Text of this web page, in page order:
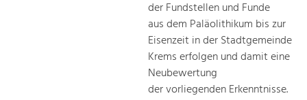
der Fundstellen und Funde
aus dem Paläolithikum bis zur
Eisenzeit in der Stadtgemeinde
Krems erfolgen und damit eine
Neubewertung
der vorliegenden Erkenntnisse.